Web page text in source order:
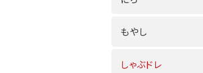
もやし
しゃぶドレ